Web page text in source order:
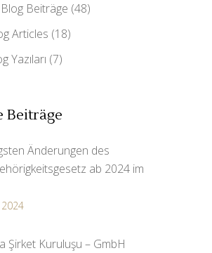
Beiträge (48)
Articles (18)
Yazıları (7)
Beiträge
Änderungen des
ab 2024 im
Şirket Kuruluşu – GmbH